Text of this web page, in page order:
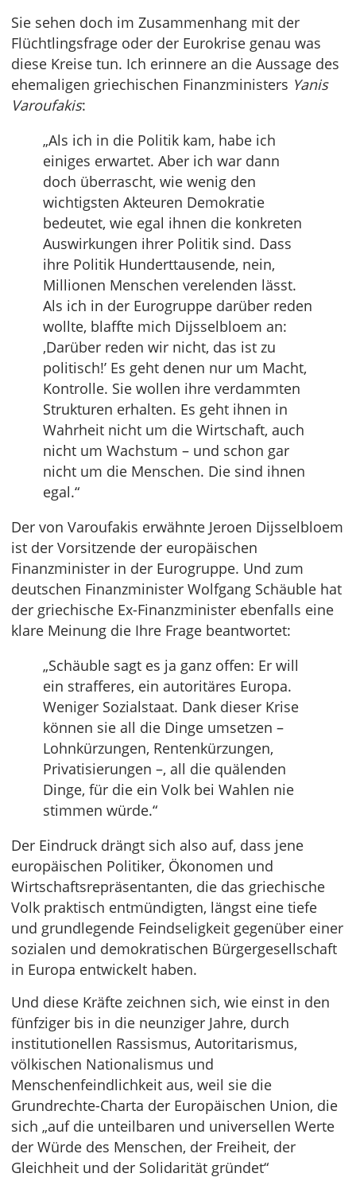
Sie sehen doch im Zusammenhang mit der
Flüchtlingsfrage oder der Eurokrise genau was
diese Kreise tun. Ich erinnere an die Aussage des
ehemaligen griechischen Finanzministers Yanis
Varoufakis:
„Als ich in die Politik kam, habe ich
einiges erwartet. Aber ich war dann
doch überrascht, wie wenig den
wichtigsten Akteuren Demokratie
bedeutet, wie egal ihnen die konkreten
Auswirkungen ihrer Politik sind. Dass
ihre Politik Hunderttausende, nein,
Millionen Menschen verelenden lässt.
Als ich in der Eurogruppe darüber reden
wollte, blaffte mich Dijsselbloem an:
‚Darüber reden wir nicht, das ist zu
politisch!’ Es geht denen nur um Macht,
Kontrolle. Sie wollen ihre verdammten
Strukturen erhalten. Es geht ihnen in
Wahrheit nicht um die Wirtschaft, auch
nicht um Wachstum – und schon gar
nicht um die Menschen. Die sind ihnen
egal.“
Der von Varoufakis erwähnte Jeroen Dijsselbloem
ist der Vorsitzende der europäischen
Finanzminister in der Eurogruppe. Und zum
deutschen Finanzminister Wolfgang Schäuble hat
der griechische Ex-Finanzminister ebenfalls eine
klare Meinung die Ihre Frage beantwortet:
„Schäuble sagt es ja ganz offen: Er will
ein strafferes, ein autoritäres Europa.
Weniger Sozialstaat. Dank dieser Krise
können sie all die Dinge umsetzen –
Lohnkürzungen, Rentenkürzungen,
Privatisierungen –, all die quälenden
Dinge, für die ein Volk bei Wahlen nie
stimmen würde.“
Der Eindruck drängt sich also auf, dass jene
europäischen Politiker, Ökonomen und
Wirtschaftsrepräsentanten, die das griechische
Volk praktisch entmündigten, längst eine tiefe
und grundlegende Feindseligkeit gegenüber einer
sozialen und demokratischen Bürgergesellschaft
in Europa entwickelt haben.
Und diese Kräfte zeichnen sich, wie einst in den
fünfziger bis in die neunziger Jahre, durch
institutionellen Rassismus, Autoritarismus,
völkischen Nationalismus und
Menschenfeindlichkeit aus, weil sie die
Grundrechte-Charta der Europäischen Union, die
sich „auf die unteilbaren und universellen Werte
der Würde des Menschen, der Freiheit, der
Gleichheit und der Solidarität gründet“